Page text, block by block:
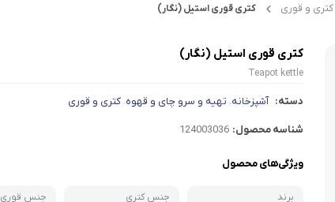
تابه دو دسته
تابه تک دسته
کتری و قوری کتری قوری استیل (نگار)
کتری قوری استیل (نگار)
Teapot kettle
دسته: آشپزخانه، تهیه و سرو چای و قهوه،کتری و قوری
شناسه محصول: 124003036
ویژگی‌های محصول
برند جنس کتری جنس قوری